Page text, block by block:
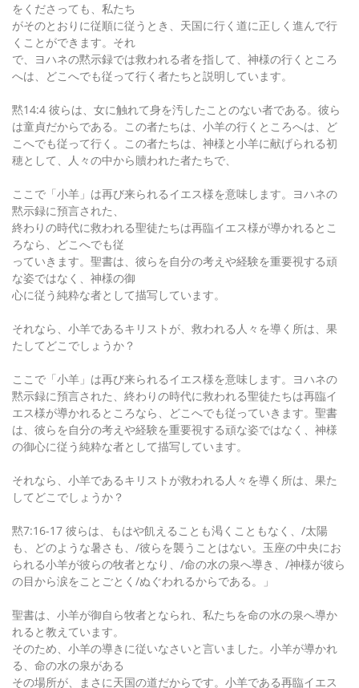
をくださっても、私たち
がそのとおりに従順に従うとき、天国に行く道に正しく進んで行
くことができます。それ
で、ヨハネの黙示録では救われる者を指して、神様の行くところ
へは、どこへでも従って行く者たちと説明しています。
黙14:4 彼らは、女に触れて身を汚したことのない者である。彼ら
は童貞だからである。この者たちは、小羊の行くところへは、ど
こへでも従って行く。この者たちは、神様と小羊に献げられる初
穂として、人々の中から贖われた者たちで、
ここで「小羊」は再び来られるイエス様を意味します。ヨハネの
黙示録に預言された、
終わりの時代に救われる聖徒たちは再臨イエス様が導かれるとこ
ろなら、どこへでも従
っていきます。聖書は、彼らを自分の考えや経験を重要視する頑
な姿ではなく、神様の御
心に従う純粋な者として描写しています。
それなら、小羊であるキリストが、救われる人々を導く所は、果
たしてどこでしょうか？
ここで「小羊」は再び来られるイエス様を意味します。ヨハネの
黙示録に預言された、終わりの時代に救われる聖徒たちは再臨イ
エス様が導かれるところなら、どこへでも従っていきます。聖書
は、彼らを自分の考えや経験を重要視する頑な姿ではなく、神様
の御心に従う純粋な者として描写しています。
それなら、小羊であるキリストが救われる人々を導く所は、果た
してどこでしょうか？
黙7:16-17 彼らは、もはや飢えることも渇くこともなく、/太陽
も、どのような暑さも、/彼らを襲うことはない。玉座の中央にお
られる小羊が彼らの牧者となり、/命の水の泉へ導き、/神様が彼ら
の目から涙をことごとく/ぬぐわれるからである。」
聖書は、小羊が御自ら牧者となられ、私たちを命の水の泉へ導か
れると教えています。
そのため、小羊の導きに従いなさいと言いました。小羊が導かれ
る、命の水の泉がある
その場所が、まさに天国の道だからです。小羊である再臨イエス